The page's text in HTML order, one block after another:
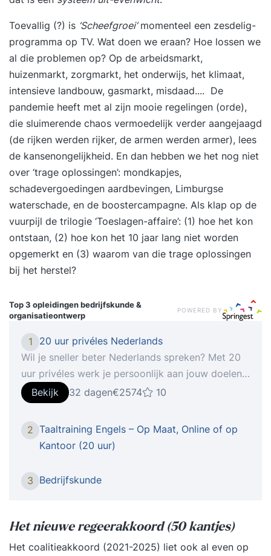
Toevallig (?) is ‘Scheefgroei’momenteel een zesdelig-
programma op TV. Wat doen we eraan? Hoe lossen we
al die problemen op? Op de arbeidsmarkt,
huizenmarkt, zorgmarkt, het onderwijs, het klimaat,
intensieve landbouw, gasmarkt, misdaad.... De
pandemie heeft met al zijn mooie regelingen (orde),
die sluimerende chaos vermoedelijk verder aangejaagd
(de rijken werden rijker, de armen werden armer), lees
de kansenongelijkheid. En dan hebben we het nog niet
over ‘trage oplossingen’: mondkapjes,
schadevergoedingen aardbevingen, Limburgse
waterschade, en de boostercampagne. Als klap op de
vuurpijl de trilogie ‘Toeslagen-affaire’: (1) hoe het kon
ontstaan, (2) hoe kon het 10 jaar lang niet worden
opgemerkt en (3) waarom van die trage oplossingen
bij het herstel?
Top 3 opleidingenbedrijfskunde &
organisatieontwerp
POWERED BY
1
20 uur privéles Nederlands
Wil je sneller beter Nederlands spreken? Met 20
uur privéles werk je persoonlijk aan jouw doelen.
Je oefent veel en krijgt directe feedback. Zo
merk je snel vooruitgang. Maak een duidelijke
grammatica, woordenschat en spreekvaardigheid
en groeit naar meer zelfstandigheid.Met deze
gesprekken; gebruik je grammatica correcter en
navertellen; ontwikkel je een bredere en actievere
Bekijk 32 dagen€2574 10
2 Taaltraining Engels – Op Maat, Online of op
Kantoor (20 uur)
3 Bedrijfskunde
Het nieuwe regeerakkoord (50 kantjes)
Het coalitieakkoord (2021-2025) liet ook al even op